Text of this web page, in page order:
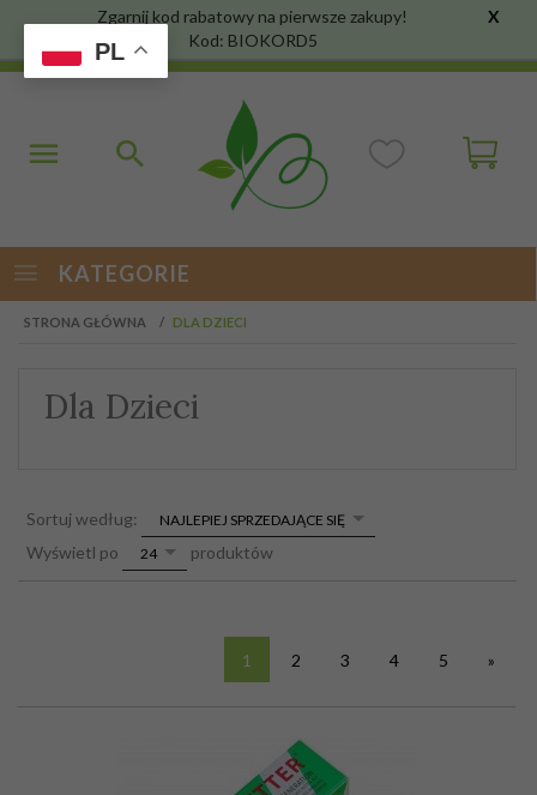
Zgarnij kod rabatowy na pierwsze zakupy!
Kod: BIOKORD5
X
KATEGORIE
STRONA GŁÓWNA DLA DZIECI
Dla Dzieci
Sortuj według: sortNAJLEPIEJ SPRZEDAJĄCE SIĘ
Wyświetl po pop24 produktów
1 2 3 4 5 »
PL